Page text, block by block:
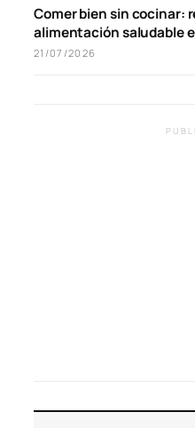
Comer bien sin cocinar:
alimentación saludable
21/07/2026